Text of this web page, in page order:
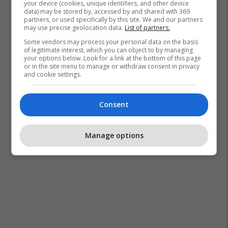
your device (cookies, unique identifiers, and other device
data) may be stored by, accessed by and shared with 369
partners, or used specifically by this site. We and our partners
may use precise geolocation data. List of partners.
Some vendors may process your personal data on the basis
of legitimate interest, which you can object to by managing
your options below. Look for a link at the bottom of this page
or in the site menu to manage or withdraw consent in privacy
and cookie settings.
Consent
Manage options